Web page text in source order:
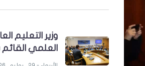
وزير التعليم
العلمي